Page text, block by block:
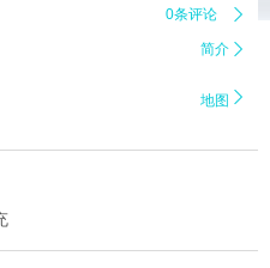
0条评论 
简介 
地图 